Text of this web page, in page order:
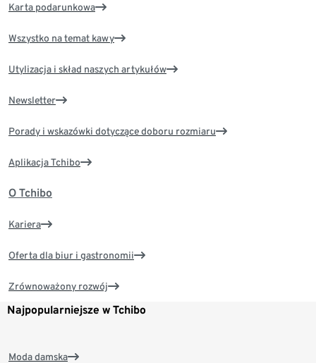
Karta podarunkowa
Wszystko na temat kawy
Utylizacja i skład naszych artykułów
Newsletter
Porady i wskazówki dotyczące doboru rozmiaru
Aplikacja Tchibo
O Tchibo
Kariera
Oferta dla biur i gastronomii
Zrównoważony rozwój
Najpopularniejsze w Tchibo
Moda damska